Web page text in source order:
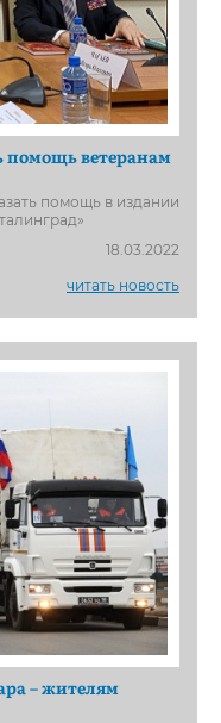
помощь ветеранам
помощь в издании
18.03.2022
читать новость
– жителям